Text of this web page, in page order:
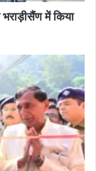
भराड़ीसैंण में किया